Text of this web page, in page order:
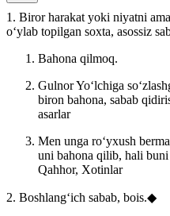
1. Biror harakat yoki niyatni
oʻylab topilgan soxta, asossiz
Bahona qilmoq.
Gulnor Yoʻlchiga
biron bahona, sabab
asarlar
Men unga roʻyxush
uni bahona qilib, hali
Qahhor, Xotinlar
2. Boshlangʻich sabab, bois.◆